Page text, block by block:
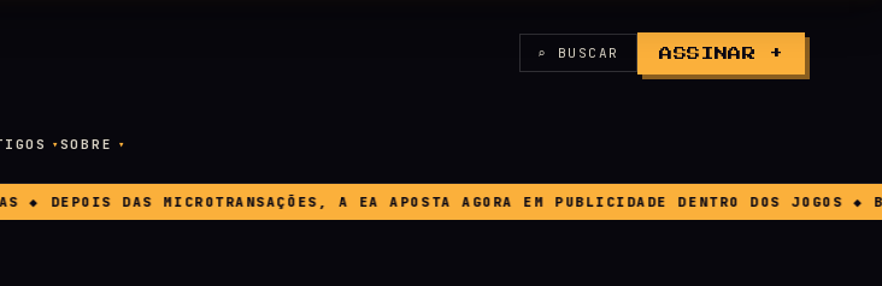
⌕ BUSCAR ASSINAR +
SOBRE
DAS MICROTRANSAÇÕES, A EA APOSTA AGORA EM PUBLICIDADE DENTRO DOS